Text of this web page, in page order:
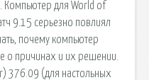
Компьютер для World of
9.15 серьезно повлиял
почему компьютер
о причинах и их решении.
376.09 (для настольных